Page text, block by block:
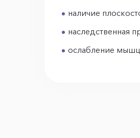
наличие
наследственная
ослабление мышц